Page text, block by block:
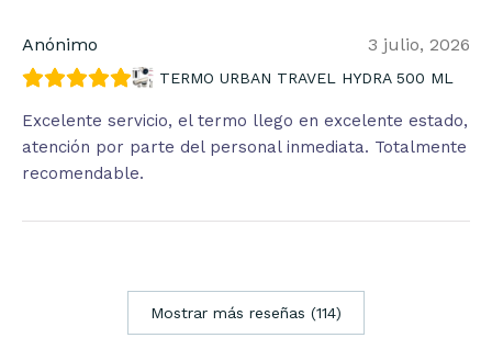
Anónimo 3 julio, 2026
TERMO URBAN TRAVEL HYDRA 500 ML
Excelente servicio, el termo llego en excelente estado,
atención por parte del personal inmediata. Totalmente
recomendable.
Mostrar más reseñas (114)